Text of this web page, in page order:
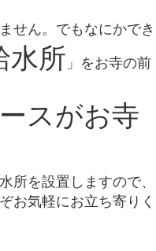
せん。でもなにかでき
水所 」をお寺の前
スがお寺
所を設置しますので、
お気軽にお立ち寄りく